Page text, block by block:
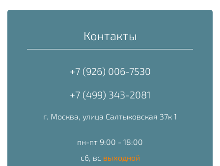
Контакты
+7 (926) 006-7530
+7 (499) 343-2081
г. Москва, улица Салтыковская 37к 1
пн-пт 9:00 - 18:00
сб, вс выходной